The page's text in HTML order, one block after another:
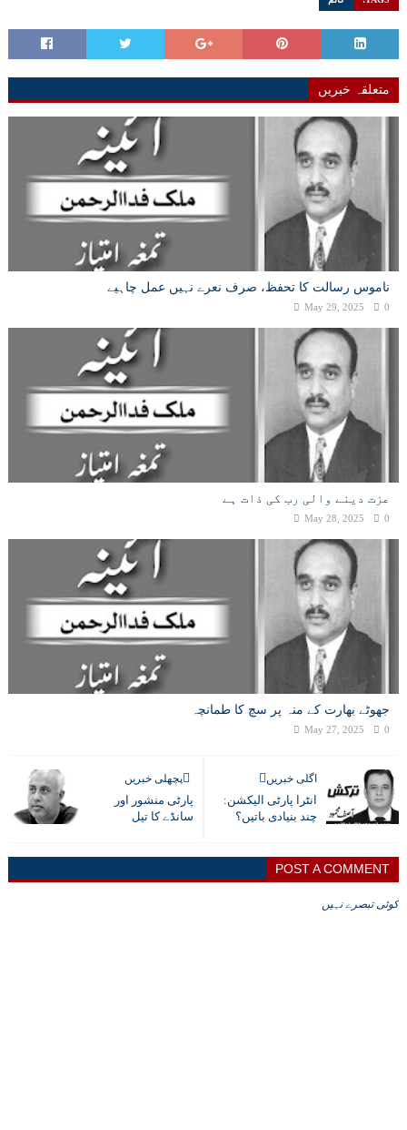
متعلقہ خبریں
ناموس رسالت کا تحفظ، صرف نعرے نہیں عمل چاہیے
May 29, 2025 0
عزت دینے والی رب کی ذات ہے
May 28, 2025 0
جھوٹے بھارت کے منہ پر سچ کا طمانچہ
May 27, 2025 0
اگلی خبریں
انٹرا پارٹی الیکشن:
چند بنیادی باتیں؟
پچھلی خبریں
پارٹی منشور اور
سانڈے کا تیل
POST A COMMENT
کوئی تبصرے نہیں